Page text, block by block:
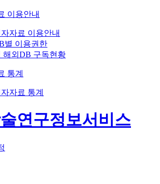
이용안내
자료 이용안내
별 이용권한
해외DB 구독현황
통계
자료 통계